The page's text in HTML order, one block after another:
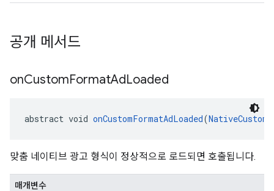
공개 메서드
onCustomFormatAdLoaded
abstract void onCustomFormatAdLoaded(
맞춤 네이티브 광고 형식이 정상적으로 로드되면 호출됩니다.
매개변수